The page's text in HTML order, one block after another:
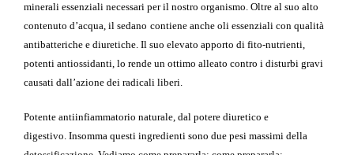
minerali essenziali necessari per il nostro organismo. Oltre al suo alto
contenuto d’acqua, il sedano contiene anche oli essenziali con qualità
antibatteriche e diuretiche. Il suo elevato apporto di fito-nutrienti,
potenti antiossidanti, lo rende un ottimo alleato contro i disturbi gravi
causati dall’azione dei radicali liberi.
Potente antiinfiammatorio naturale, dal potere diuretico e
digestivo. Insomma questi ingredienti sono due pesi massimi della